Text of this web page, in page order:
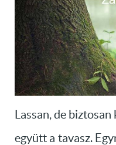
Lassan, de
együtt a tavasz.